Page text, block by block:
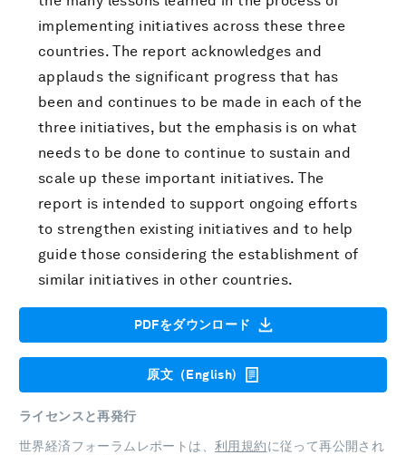
implementing initiatives across these three
countries. The report acknowledges and
applauds the significant progress that has
been and continues to be made in each of the
three initiatives, but the emphasis is on what
needs to be done to continue to sustain and
scale up these important initiatives. The
report is intended to support ongoing efforts
to strengthen existing initiatives and to help
guide those considering the establishment of
similar initiatives in other countries.
PDFをダウンロード
原文（English)
ライセンスと再発行
世界経済フォーラムレポートは、 利用規約に従って再公開され